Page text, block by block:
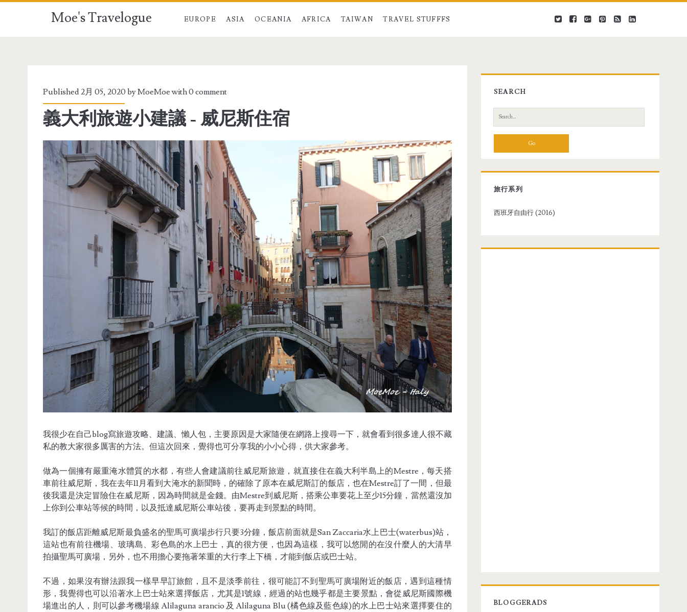
Moe's Travelogue EUROPE ASIA OCEANIA AFRICA TAIWAN TRAVEL STUFFFS
Published 2月 05, 2020 byMoeMoewith0 comment
義大利旅遊小建議 - 威尼斯住宿
我很少在自己blog寫旅遊攻略、建議、懶人包，主要原因是大家隨便在網路上搜尋一下，就會看到很多達人很不藏
私的教大家很多厲害的方法。但這次回來，覺得也可分享我的小小心得，供大家參考。
做為一個擁有嚴重淹水體質的水都，有些人會建議前往威尼斯旅遊，就直接住在義大利半島上的Mestre，每天搭
車前往威尼斯，我在去年11月看到大淹水的新聞時，的確除了原本在威尼斯訂的飯店，也在Mestre訂了一間，但最
後我還是決定冒險住在威尼斯，因為時間就是金錢。由Mestre到威尼斯，搭乘公車要花上至少15分鐘，當然還沒加
上你到公車站等候的時間，以及抵達威尼斯公車站後，要再走到景點的時間。
我訂的飯店距離威尼斯最負盛名的聖馬可廣場步行只要3分鐘，飯店前面就是San Zaccaria水上巴士(waterbus)站，
這站也有前往機場、玻璃島、彩色島的水上巴士，真的很方便，也因為這樣，我可以悠閒的在沒什麼人的大清早
拍攝聖馬可廣場，另外，也不用擔心要拖著笨重的大行李上下橋，才能到飯店或巴士站。
不過，如果沒有辦法跟我一樣早早訂旅館，且不是淡季前往，很可能訂不到聖馬可廣場附近的飯店，遇到這種情
形，我覺得也可以沿著水上巴士站來選擇飯店，尤其是1號線，經過的站也幾乎都是主要景點，會從威尼斯國際機
場進出的人，則可以參考機場線 Alilaguna arancio 及 Alilaguna Blu (橘色線及藍色線)的水上巴士站來選擇要住的
SEARCH
e
r
h
f
r
旅行系列
西班牙自由行 (2016)
BLOGGERADS